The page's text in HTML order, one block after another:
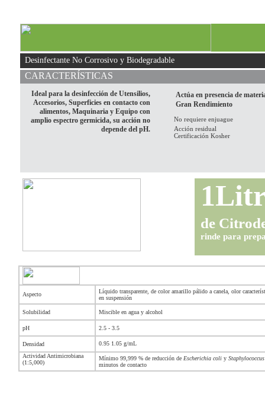
Desinfectante No Corrosivo y Biodegradable
CARACTERÍSTICAS
Ideal para la desinfección de Utensilios,
Accesorios, Superficies en contacto con
alimentos, Maquinaria y Equipo con
amplio espectro germicida, su acción no
depende del pH.
Actúa en presencia de
Gran Rendimiento
No requiere enjuague
Acción residual
Certificación Kosher
de
rinde para
Aspecto
Líquido transparente, de color amarillo pálido a canela, olor
en suspensión
Solubilidad Miscible en agua y alcohol
pH 2.5 - 3.5
Densidad
0.95 1.05 g/mL
Actividad Antimicrobiana
(1:5,000)
Mínimo 99,999 % de reducción de Escherichia coli y
minutos de contacto